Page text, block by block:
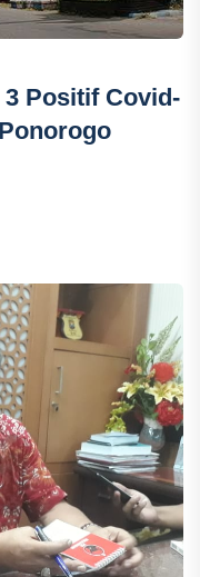
3 Positif Covid-